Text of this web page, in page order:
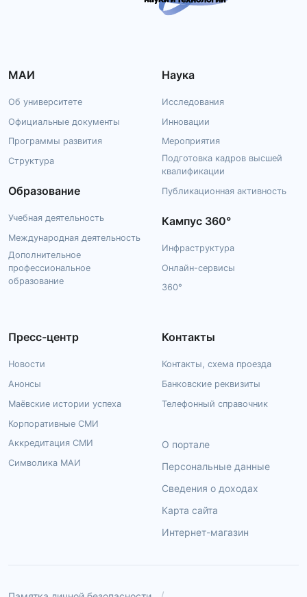
МАИ
Об университете
Официальные документы
Программы развития
Структура
Образование
Учебная деятельность
Международная деятельность
Дополнительное
профессиональное
образование
Наука
Исследования
Инновации
Мероприятия
Подготовка кадров высшей
квалификации
Публикационная активность
Кампус 360°
Инфраструктура
Онлайн-сервисы
360°
Пресс-центр
Новости
Анонсы
Маёвские истории успеха
Корпоративные СМИ
Аккредитация СМИ
Символика МАИ
Контакты
Контакты, схема проезда
Банковские реквизиты
Телефонный справочник
О портале
Персональные данные
Сведения о доходах
Карта сайта
Интернет-магазин